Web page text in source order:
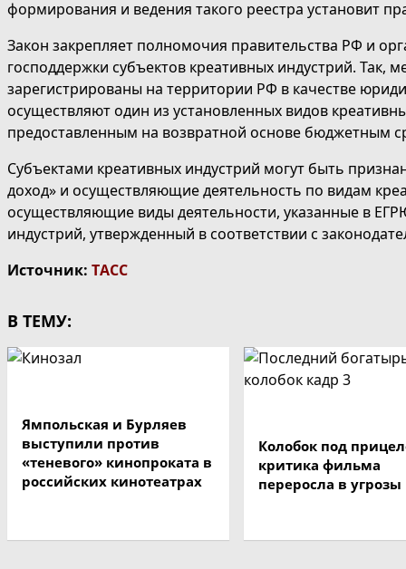
формирования и ведения такого реестра установит
Закон закрепляет полномочия правительства РФ и
господдержки субъектов креативных индустрий. Так,
зарегистрированы на территории РФ в качестве
осуществляют один из установленных видов
предоставленным на возвратной основе бюджетным
Субъектами креативных индустрий могут быть
доход» и осуществляющие деятельность по видам
осуществляющие виды деятельности, указанные в
индустрий, утвержденный в соответствии с
Источник: ТАСС
В ТЕМУ:
Ямпольская и Бурляев
выступили против
«теневого» кинопроката в
российских кинотеатрах
Колобок под
критика фильма
переросла в угрозы